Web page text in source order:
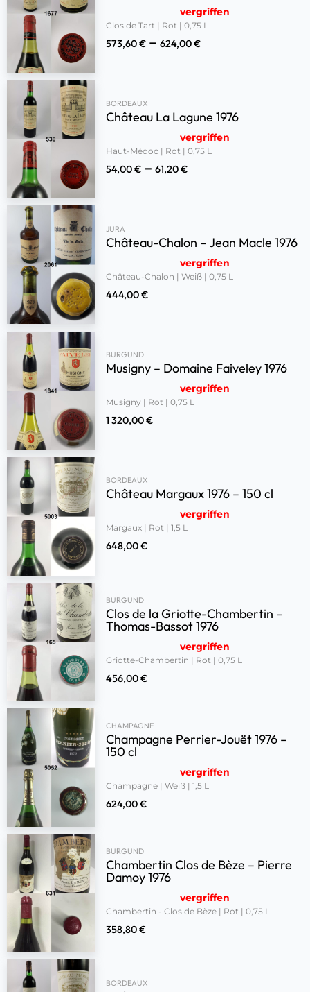
vergriffen
Clos de Tart | Rot | 0,75 L
573,60€ –624,00€
BORDEAUX
Château La Lagune 1976
vergriffen
Haut-Médoc | Rot | 0,75 L
54,00€ –61,20€
JURA
Château-Chalon – Jean Macle 1976
vergriffen
Château-Chalon | Weiß | 0,75 L
444,00€
BURGUND
Musigny – Domaine Faiveley 1976
vergriffen
Musigny | Rot | 0,75 L
1 320,00€
BORDEAUX
Château Margaux 1976 – 150 cl
vergriffen
Margaux | Rot | 1,5 L
648,00€
BURGUND
Clos de la Griotte-Chambertin –
Thomas-Bassot 1976
vergriffen
Griotte-Chambertin | Rot | 0,75 L
456,00€
CHAMPAGNE
Champagne Perrier-Jouët 1976 –
150 cl
vergriffen
Champagne | Weiß | 1,5 L
624,00€
BURGUND
Chambertin Clos de Bèze – Pierre
Damoy 1976
vergriffen
Chambertin - Clos de Bèze | Rot | 0,75 L
358,80€
BORDEAUX